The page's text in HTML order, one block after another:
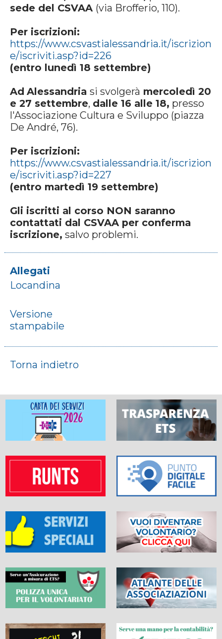
sede del CSVAA (via Brofferio, 110).
Per iscrizioni:
https://www.csvastialessandria.it/iscrizion
e/iscriviti.asp?id=226
(entro lunedì 18 settembre)
Ad Alessandria si svolgerà mercoledì 20
e 27 settembre, dalle 16 alle 18, presso
l'Associazione Cultura e Sviluppo (piazza
De André, 76).
Per iscrizioni:
https://www.csvastialessandria.it/iscrizion
e/iscriviti.asp?id=227
(entro martedì 19 settembre)
Gli iscritti al corso NON saranno
contattati dal CSVAA per conferma
iscrizione, salvo problemi.
Allegati
Locandina
Versione
stampabile
Torna indietro